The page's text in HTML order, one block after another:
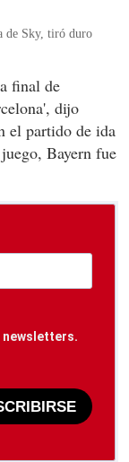
de Sky, tiró duro
final de
dijo
el partido de ida
Bayern fue
newsletters.